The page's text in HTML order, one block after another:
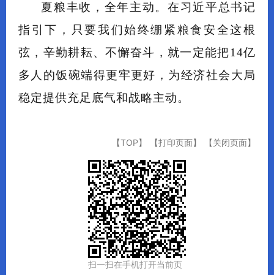
夏粮丰收，全年主动。在习近平总书记
指引下，只要我们始终绷紧粮食安全这根
弦，辛勤耕耘、不懈奋斗，就一定能把14亿
多人的饭碗端得更牢更好，为经济社会大局
稳定提供充足底气和战略主动。
【TOP】 【打印页面】 【关闭页面】
扫一扫在手机打开当前页